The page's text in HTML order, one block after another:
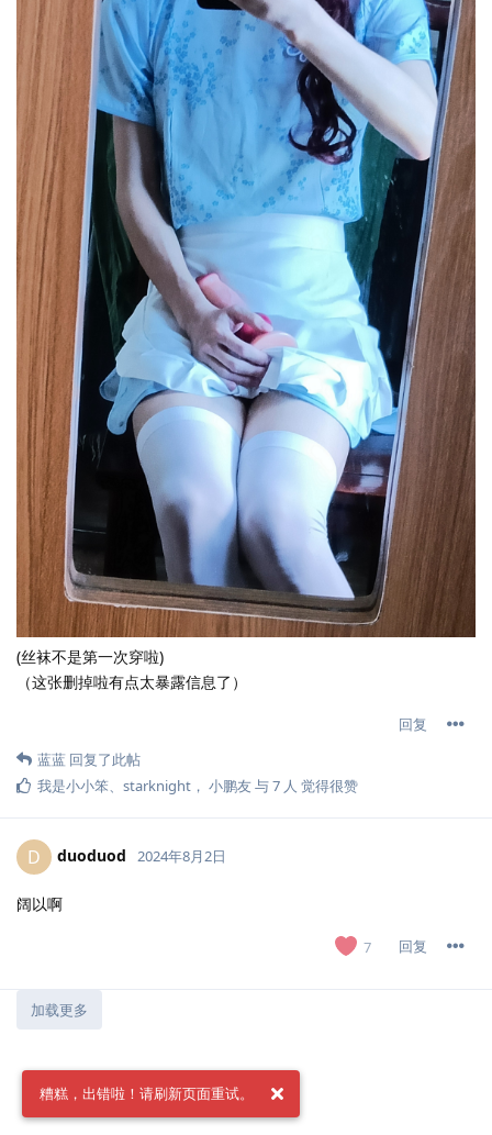
(丝袜不是第一次穿啦)
（这张删掉啦有点太暴露信息了）
回复
蓝蓝 回复了此帖
我是小小笨、 starknight ， 小鹏友与7 人 觉得很赞
D duoduod 2024年8月2日
阔以啊
7 回复
加载更多
糟糕，出错啦！请刷新页面重试。